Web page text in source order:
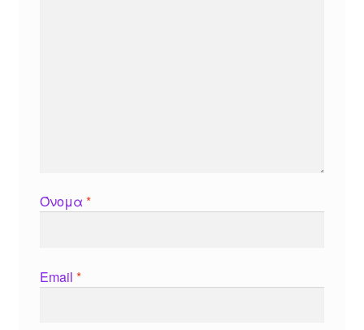
Όνομα *
Email *